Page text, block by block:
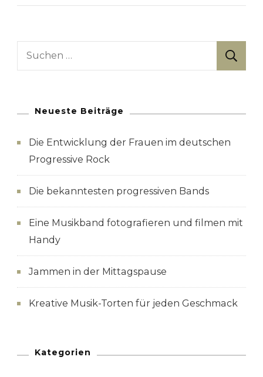
Suche
Neueste Beiträge
Die Entwicklung der Frauen im deutschen
Progressive Rock
Die bekanntesten progressiven Bands
Eine Musikband fotografieren und filmen mit
Handy
Jammen in der Mittagspause
Kreative Musik-Torten für jeden Geschmack
Kategorien